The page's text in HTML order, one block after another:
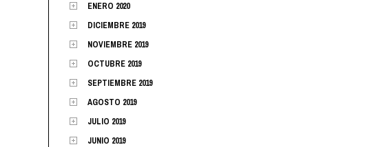
ENERO 2020
DICIEMBRE 2019
NOVIEMBRE 2019
OCTUBRE 2019
SEPTIEMBRE 2019
AGOSTO 2019
JULIO 2019
JUNIO 2019